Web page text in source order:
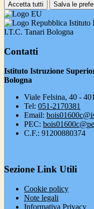
Accetta tutti Salva le
Istituto
I.T.C. Tanari Bologna
Contatti
Istituto Istruzione
Bologna
Viale Felsina, 40 -
Tel: 051-2170381
Email:
PEC:
C.F.: 91200880374
Sezione Link Utili
Cookie policy
Note legali
Informativa Privacy